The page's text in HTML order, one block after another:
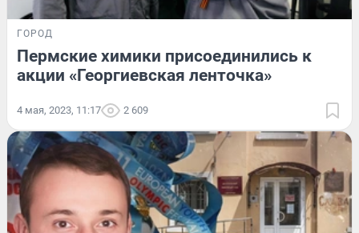
ГОРОД
Пермские химики присоединились к
акции «Георгиевская ленточка»
4 мая, 2023, 11:17 2 609